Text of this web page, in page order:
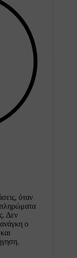
όταν
Δεν
ο